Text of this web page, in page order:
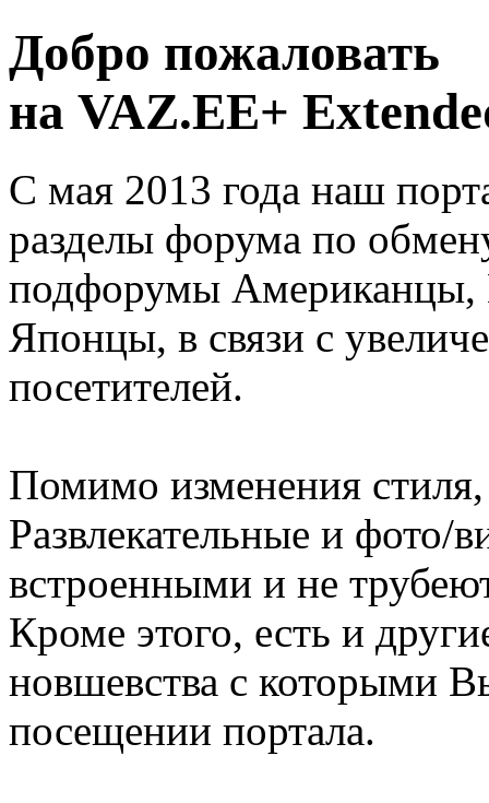
Добро пожаловать
на VAZ.EE+
С мая 2013 года наш
разделы форума по
подфорумы
Японцы, в связи с
посетителей.
Помимо изменения
Развлекательные и фото/
встроенными и не
Кроме этого, есть и
новшевства с которыми
посещении портала.